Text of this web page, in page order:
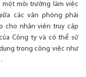
môi trường làm việc
các văn phòng phải
cho nhân viên truy cập
Công ty và có thể sử
trong công việc như